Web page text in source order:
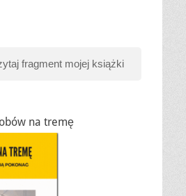
fragment mojej książki
na tremę